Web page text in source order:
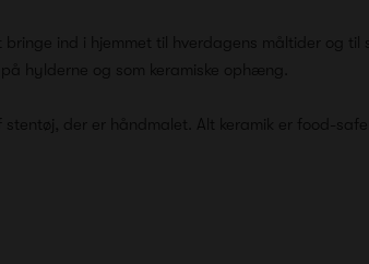
bringe ind i hjemmet til hverdagens måltider og
hylderne og som keramiske ophæng.
stentøj, der er håndmalet. Alt keramik er food-